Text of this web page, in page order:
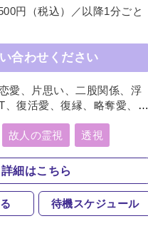
円（税込）／以降1分ごと
合わせください
愛、片思い、二股関係、浮
、復活愛、復縁、略奪愛、出
家族、子宝、子供、育児、
、学業、仕事、就職、天
人間関係、人生相談、健
相手の気持ち、総合運、運
将来、心霊写真、改名、
パラレルワールド
故人の霊視 透視
未来予知 霊聴
リング
ング
詳細はこちら
待機スケジュール